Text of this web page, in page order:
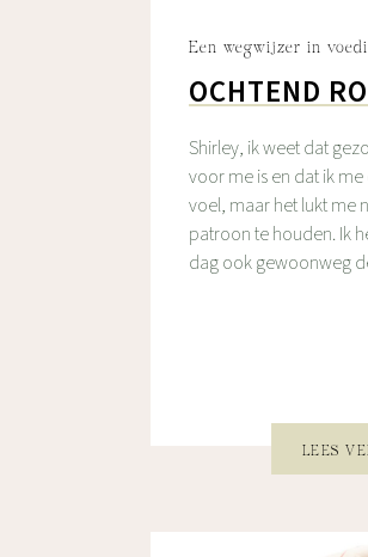
Een wegwijzer in
OCHTEND
Shirley, ik weet dat
voor me is en dat ik
voel, maar het lukt me
patroon te houden. Ik
dag ook gewoonweg
LEES